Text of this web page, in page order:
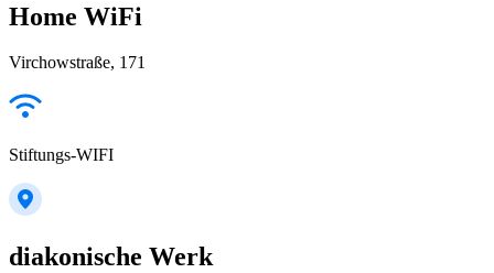
Home WiFi
Virchowstraße, 171
Stiftungs-WIFI
diakonische Werk